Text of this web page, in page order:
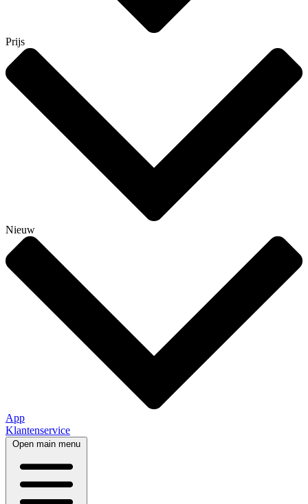
Prijs
Nieuw
App
Klantenservice
Open main menu